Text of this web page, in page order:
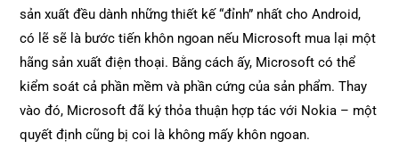
sản xuất đều dành những thiết kế “đỉnh” nhất cho Android,
có lẽ sẽ là bước tiến khôn ngoan nếu Microsoft mua lại một
hãng sản xuất điện thoại. Bằng cách ấy, Microsoft có thể
kiểm soát cả phần mềm và phần cứng của sản phẩm. Thay
vào đó, Microsoft đã ký thỏa thuận hợp tác với Nokia – một
quyết định cũng bị coi là không mấy khôn ngoan.